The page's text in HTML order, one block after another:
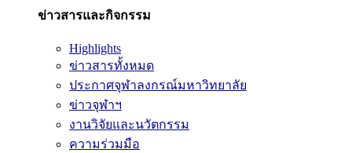
ข่าวสารและกิจกรรม
Highlights
ข่าวสารทั้งหมด
ประกาศจุฬาลงกรณ์มหาวิทยาลัย
ข่าวจุฬาฯ
งานวิจัยและนวัตกรรม
ความร่วมมือ